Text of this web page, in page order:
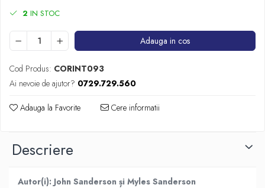
2 IN STOC
Adauga in cos
Cod Produs: CORINT093
Ai nevoie de ajutor? 0729.729.560
Adauga la Favorite Cere informatii
Descriere
Autor(i): John Sanderson și Myles Sanderson